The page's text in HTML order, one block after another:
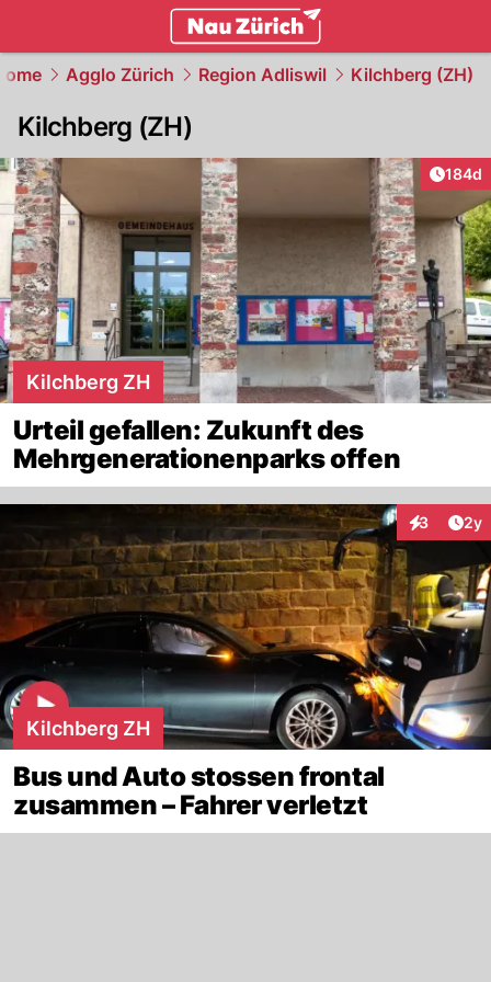
Agglo Zürich Region Adliswil Kilchberg (ZH)
Kilchberg (ZH)
184d
Kilchberg ZH
Urteil gefallen: Zukunft des
Mehrgenerationenparks offen
3 2y
Kilchberg ZH
Bus und Auto stossen frontal
zusammen – Fahrer verletzt